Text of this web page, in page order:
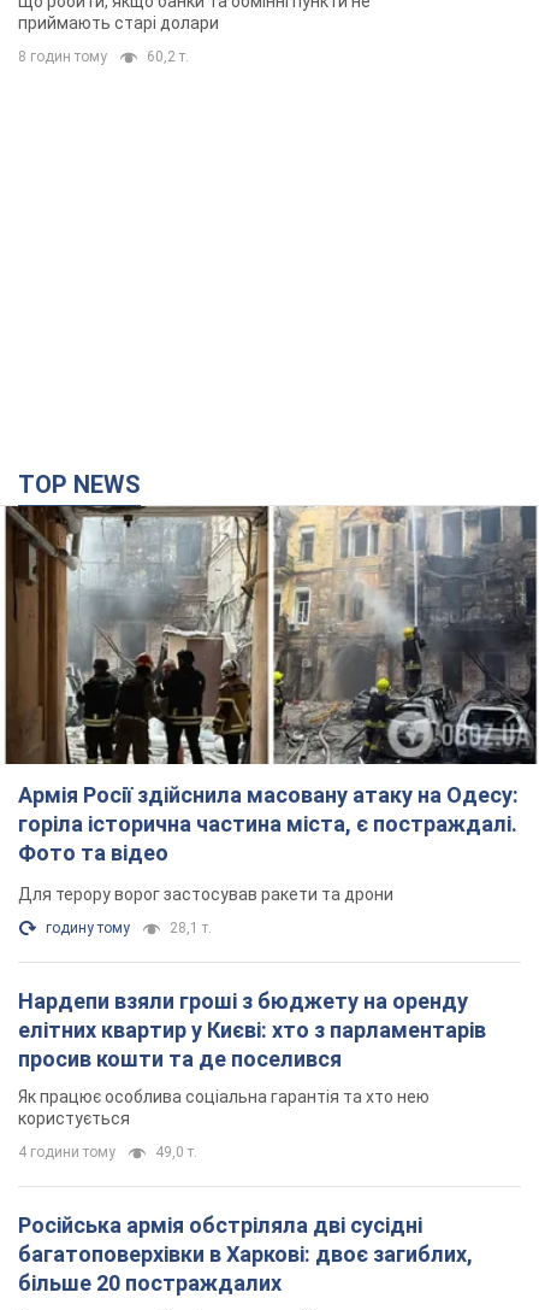
приймають старі долари
8 годин тому 60,2 т.
TOP NEWS
Армія Росії здійснила масовану атаку на Одесу:
горіла історична частина міста, є постраждалі.
Фото та відео
Для терору ворог застосував ракети та дрони
годину тому 28,1 т.
Нардепи взяли гроші з бюджету на оренду
елітних квартир у Києві: хто з парламентарів
просив кошти та де поселився
Як працює особлива соціальна гарантія та хто нею
користується
4 години тому 49,0 т.
Російська армія обстріляла дві сусідні
багатоповерхівки в Харкові: двоє загиблих,
більше 20 постраждалих